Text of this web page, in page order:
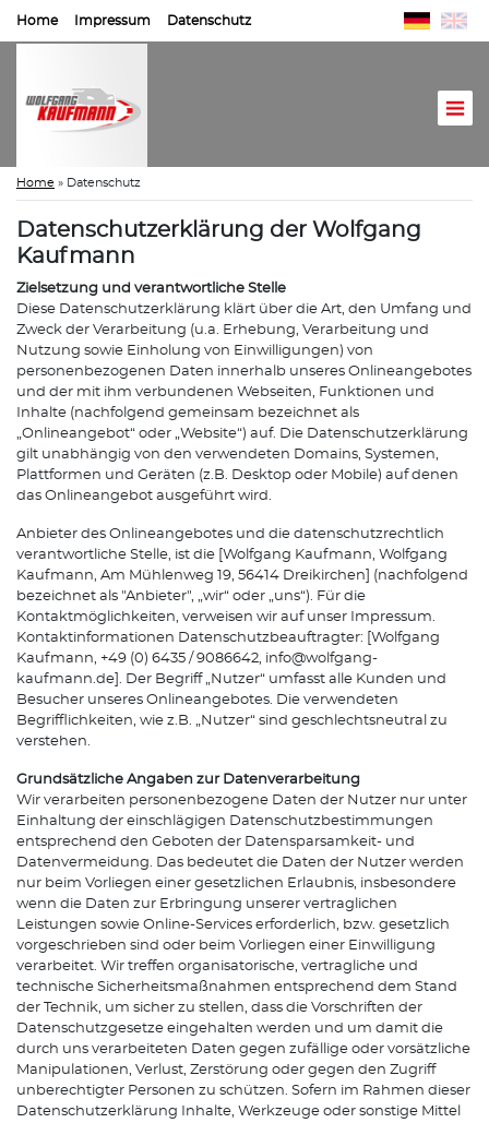
Home Impressum Datenschutz
Home » Datenschutz
Datenschutzerklärung der Wolfgang
Kaufmann
Zielsetzung und verantwortliche Stelle
Diese Datenschutzerklärung klärt über die Art, den Umfang und
Zweck der Verarbeitung (u.a. Erhebung, Verarbeitung und
Nutzung sowie Einholung von Einwilligungen) von
personenbezogenen Daten innerhalb unseres Onlineangebotes
und der mit ihm verbundenen Webseiten, Funktionen und
Inhalte (nachfolgend gemeinsam bezeichnet als
„Onlineangebot“ oder „Website“) auf. Die Datenschutzerklärung
gilt unabhängig von den verwendeten Domains, Systemen,
Plattformen und Geräten (z.B. Desktop oder Mobile) auf denen
das Onlineangebot ausgeführt wird.
Anbieter des Onlineangebotes und die datenschutzrechtlich
verantwortliche Stelle, ist die [Wolfgang Kaufmann, Wolfgang
Kaufmann, Am Mühlenweg 19, 56414 Dreikirchen] (nachfolgend
bezeichnet als "Anbieter", „wir“ oder „uns“). Für die
Kontaktmöglichkeiten, verweisen wir auf unser Impressum.
Kontaktinformationen Datenschutzbeauftragter: [Wolfgang
Kaufmann, +49 (0) 6435 / 9086642, info@wolfgang-
kaufmann.de]. Der Begriff „Nutzer“ umfasst alle Kunden und
Besucher unseres Onlineangebotes. Die verwendeten
Begrifflichkeiten, wie z.B. „Nutzer“ sind geschlechtsneutral zu
verstehen.
Grundsätzliche Angaben zur Datenverarbeitung
Wir verarbeiten personenbezogene Daten der Nutzer nur unter
Einhaltung der einschlägigen Datenschutzbestimmungen
entsprechend den Geboten der Datensparsamkeit- und
Datenvermeidung. Das bedeutet die Daten der Nutzer werden
nur beim Vorliegen einer gesetzlichen Erlaubnis, insbesondere
wenn die Daten zur Erbringung unserer vertraglichen
Leistungen sowie Online-Services erforderlich, bzw. gesetzlich
vorgeschrieben sind oder beim Vorliegen einer Einwilligung
verarbeitet. Wir treffen organisatorische, vertragliche und
technische Sicherheitsmaßnahmen entsprechend dem Stand
der Technik, um sicher zu stellen, dass die Vorschriften der
Datenschutzgesetze eingehalten werden und um damit die
durch uns verarbeiteten Daten gegen zufällige oder vorsätzliche
Manipulationen, Verlust, Zerstörung oder gegen den Zugriff
unberechtigter Personen zu schützen. Sofern im Rahmen dieser
Datenschutzerklärung Inhalte, Werkzeuge oder sonstige Mittel